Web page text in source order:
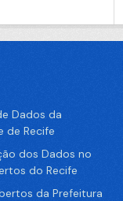
Dados da
de Recife
dos Dados no
do Recife
da Prefeitura